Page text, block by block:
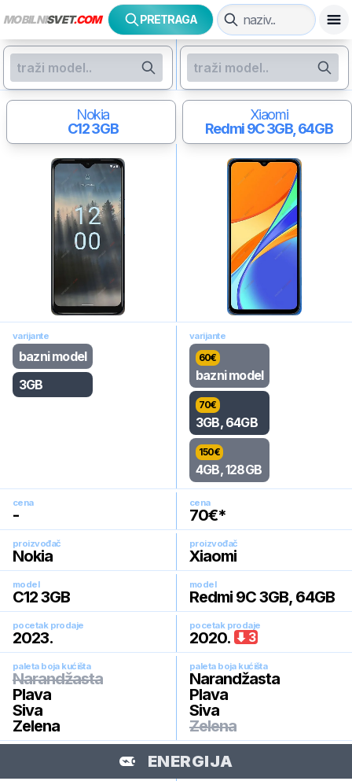
MOBILNISVET.COM PRETRAGA
Nokia
C123GB
Xiaomi
Redmi 9C3GB, 64GB
varijante
bazni model
3GB
varijante
60€
bazni model
70€
3GB, 64GB
150€
4GB, 128GB
cena
-
cena
70€*
proizvođač
Nokia
proizvođač
Xiaomi
model
C12 3GB
model
Redmi 9C 3GB, 64GB
pocetak prodaje
2023.
pocetak prodaje
2020. 3
paleta boja kućišta
Narandžasta
Plava
Siva
Zelena
paleta boja kućišta
Narandžasta
Plava
Siva
Zelena
ENERGIJA